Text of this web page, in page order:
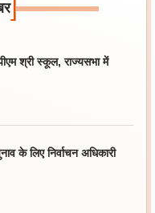
]
श्री स्कूल, राज्यसभा में
लिए निर्वाचन अधिकारी